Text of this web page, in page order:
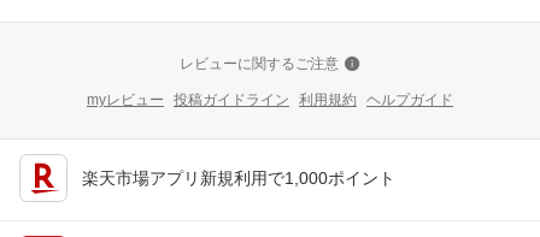
レビューに関するご注意
myレビュー 投稿ガイドライン 利用規約 ヘルプガイド
楽天市場アプリ新規利用で1,000ポイント